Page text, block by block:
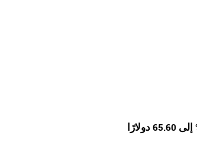
بحلول الساعة 4:44 صباحًا بتوقيت السعودية، ارتفعت عقود خام برنت تسليم سبتمبر بنسبة 0.2% إلى 65.60 دولارًا